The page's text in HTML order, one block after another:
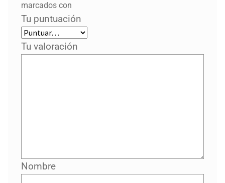
marcados con
Tu puntuación
Tu valoración
Nombre